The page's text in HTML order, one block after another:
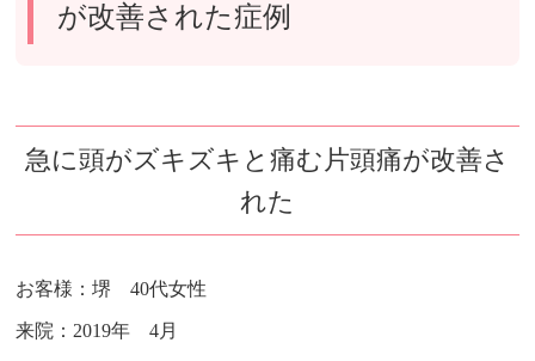
が改善された症例
急に頭がズキズキと痛む片頭痛が改善さ
れた
お客様：堺 40代女性
来院：2019年 4月